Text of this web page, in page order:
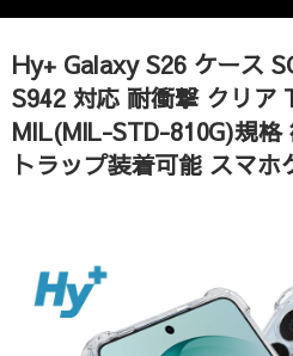
Hy+ Galaxy S26 ケース
S942 対応 耐衝撃 クリア
MIL(MIL-STD-810G)規格
トラップ装着可能 スマホ